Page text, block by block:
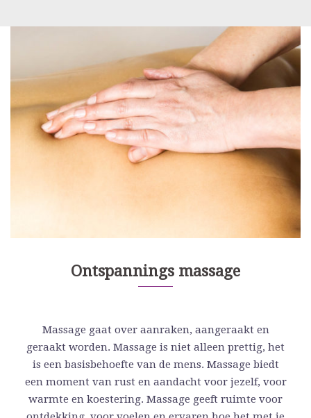
Ontspannings massage
Massage gaat over aanraken, aangeraakt en
geraakt worden. Massage is niet alleen prettig, het
is een basisbehoefte van de mens. Massage biedt
een moment van rust en aandacht voor jezelf, voor
warmte en koestering. Massage geeft ruimte voor